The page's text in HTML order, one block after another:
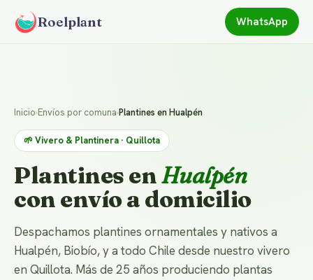
Roelplant WhatsApp
Inicio›Envíos por comuna›Plantines en Hualpén
🌱 Vivero & Plantinera · Quillota
Plantines enHualpén
con envío a domicilio
Despachamos plantines ornamentales y nativos a
Hualpén, Biobío, y a todo Chile desde nuestro vivero
en Quillota. Más de 25 años produciendo plantas